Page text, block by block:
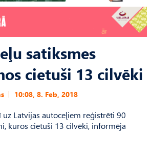
satiksmes
cietuši 13 cilvēki
10:08, 8. Feb, 2018
Latvijas autoceļiem reģistrēti 90
kuros cietuši 13 cilvēki, informēja